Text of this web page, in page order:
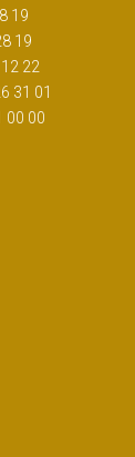
19
19
22
31 01
00 00